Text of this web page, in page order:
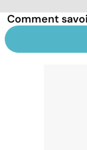
Comment